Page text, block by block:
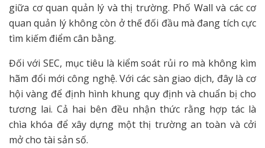
giữa cơ quan quản lý và thị trường. Phố Wall và các cơ
quan quản lý không còn ở thế đối đầu mà đang tích cực
tìm kiếm điểm cân bằng.
Đối với SEC, mục tiêu là kiểm soát rủi ro mà không kìm
hãm đổi mới công nghệ. Với các sàn giao dịch, đây là cơ
hội vàng để định hình khung quy định và chuẩn bị cho
tương lai. Cả hai bên đều nhận thức rằng hợp tác là
chìa khóa để xây dựng một thị trường an toàn và cởi
mở cho tài sản số.